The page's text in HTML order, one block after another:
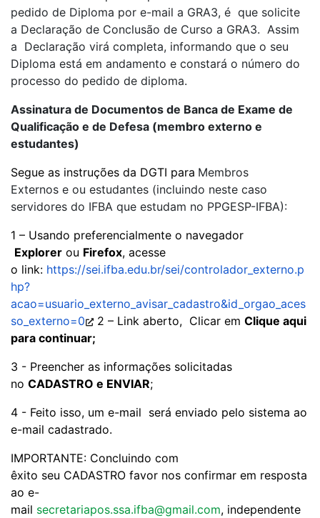
pedido de Diploma por e-mail a GRA3, é que solicite
a Declaração de Conclusão de Curso a GRA3. Assim
a Declaração virá completa, informando que o seu
Diploma está em andamento e constará o número do
processo do pedido de diploma.
Assinatura de Documentos de Banca de Exame de
Qualificação e de Defesa (membro externo e
estudantes)
Segue as instruções da DGTI para Membros
Externos e ou estudantes (incluindo neste caso
servidores do IFBA que estudam no PPGESP-IFBA):
1 – Usando preferencialmente o navegador
Explorer ou Firefox, acesse
o link: https://sei.ifba.edu.br/sei/controlador_externo.p
hp?
acao=usuario_externo_avisar_cadastro&id_orgao_aces
so_externo=0
2 – Link aberto, Clicar em Clique aqui
para continuar;
3 - Preencher as informações solicitadas
no CADASTRO e ENVIAR;
4 - Feito isso, um e-mail será enviado pelo sistema ao
e-mail cadastrado.
IMPORTANTE: Concluindo com
êxito seu CADASTRO favor nos confirmar em resposta
ao e-
mail secretariapos.ssa.ifba@gmail.com, independente